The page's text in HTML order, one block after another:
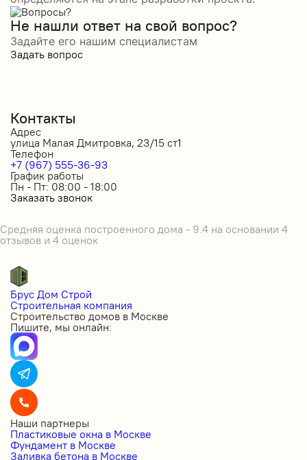
Не нашли ответ на свой вопрос?
Задайте его нашим специалистам
Задать вопрос
Контакты
Адрес
улица Малая Дмитровка, 23/15 ст1
Телефон
+7 (967) 555-36-93
График работы
Пн - Пт: 08:00 - 18:00
Заказать звонок
Средняя оценка построенного дома - 9.4 на основании 4
отзывов и 4 оценок
Брус Дом Строй
Строительная компания
Строительство домов в Москве
Пишите, мы онлайн:
Наши партнеры
Пластиковые окна в Москве
Фундамент в Москве
Заливка бетона в Москве